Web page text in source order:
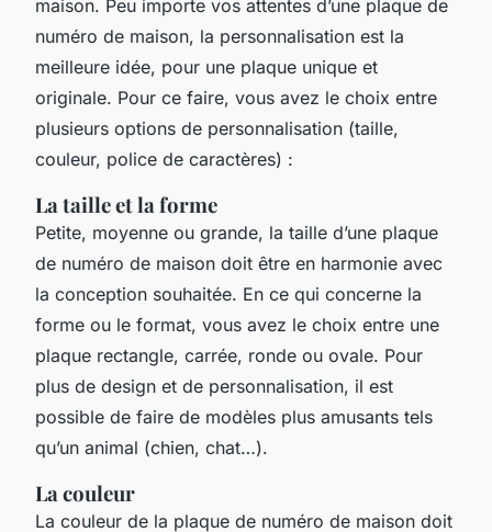
maison. Peu importe vos attentes d’une plaque de
numéro de maison, la personnalisation est la
meilleure idée, pour une plaque unique et
originale. Pour ce faire, vous avez le choix entre
plusieurs options de personnalisation (taille,
couleur, police de caractères) :
La taille et la forme
Petite, moyenne ou grande, la taille d’une plaque
de numéro de maison doit être en harmonie avec
la conception souhaitée. En ce qui concerne la
forme ou le format, vous avez le choix entre une
plaque rectangle, carrée, ronde ou ovale. Pour
plus de design et de personnalisation, il est
possible de faire de modèles plus amusants tels
qu’un animal (chien, chat…).
La couleur
La couleur de la plaque de numéro de maison doit